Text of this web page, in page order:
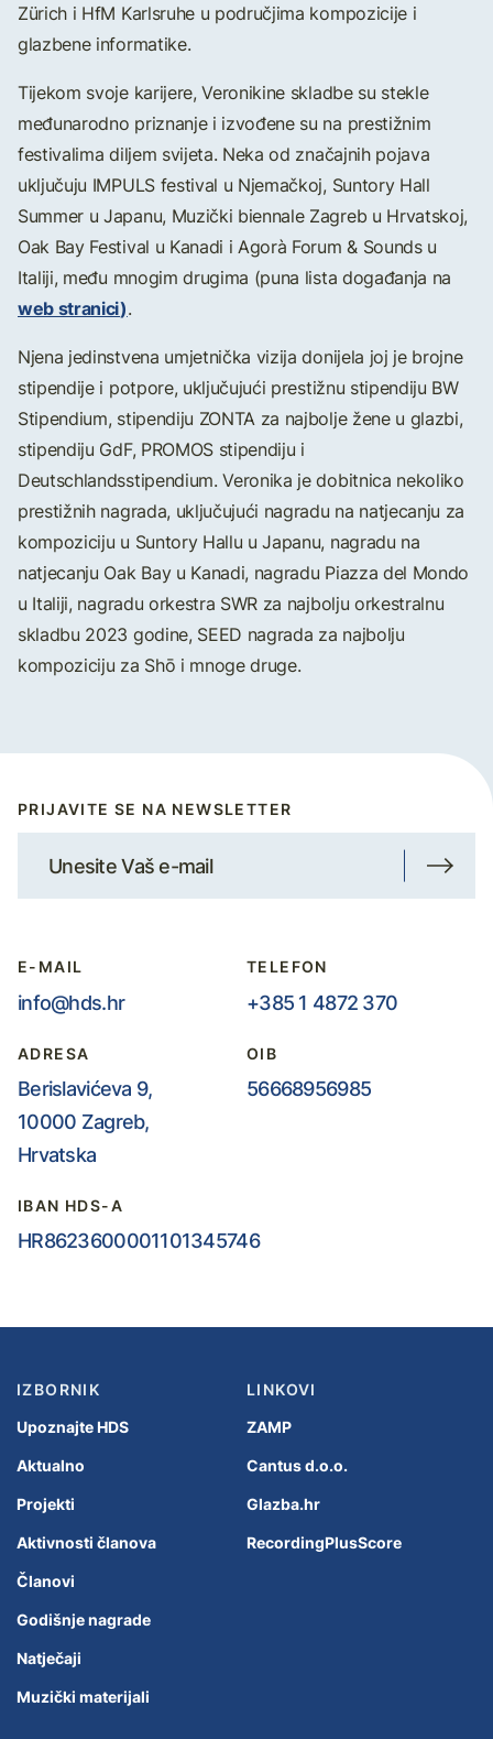
Zürich i HfM Karlsruhe u područjima kompozicije i
glazbene informatike.
Tijekom svoje karijere, Veronikine skladbe su stekle
međunarodno priznanje i izvođene su na prestižnim
festivalima diljem svijeta. Neka od značajnih pojava
uključuju IMPULS festival u Njemačkoj, Suntory Hall
Summer u Japanu, Muzički biennale Zagreb u Hrvatskoj,
Oak Bay Festival u Kanadi i Agorà Forum & Sounds u
Italiji, među mnogim drugima (puna lista događanja na
web stranici).
Njena jedinstvena umjetnička vizija donijela joj je brojne
stipendije i potpore, uključujući prestižnu stipendiju BW
Stipendium, stipendiju ZONTA za najbolje žene u glazbi,
stipendiju GdF, PROMOS stipendiju i
Deutschlandsstipendium. Veronika je dobitnica nekoliko
prestižnih nagrada, uključujući nagradu na natjecanju za
kompoziciju u Suntory Hallu u Japanu, nagradu na
natjecanju Oak Bay u Kanadi, nagradu Piazza del Mondo
u Italiji, nagradu orkestra SWR za najbolju orkestralnu
skladbu 2023 godine, SEED nagrada za najbolju
kompoziciju za Shō i mnoge druge.
PRIJAVITE SE NA NEWSLETTER
E-MAIL
info@hds.hr
TELEFON
+385 1 4872 370
ADRESA
Berislavićeva 9,
10000 Zagreb,
Hrvatska
OIB
56668956985
IBAN HDS-A
HR8623600001101345746
IZBORNIK
Upoznajte HDS
Aktualno
Projekti
Aktivnosti članova
Članovi
Godišnje nagrade
Natječaji
Muzički materijali
LINKOVI
ZAMP
Cantus d.o.o.
Glazba.hr
RecordingPlusScore